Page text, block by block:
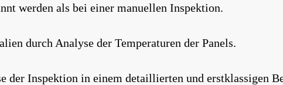
werden als bei einer manuellen Inspektion.
durch Analyse der Temperaturen der Panels.
der Inspektion in einem detaillierten und erstklassigen